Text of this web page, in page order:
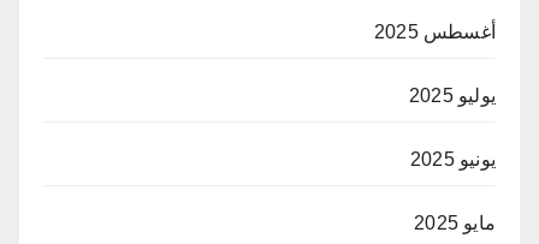
أغسطس 2025
يوليو 2025
يونيو 2025
مايو 2025